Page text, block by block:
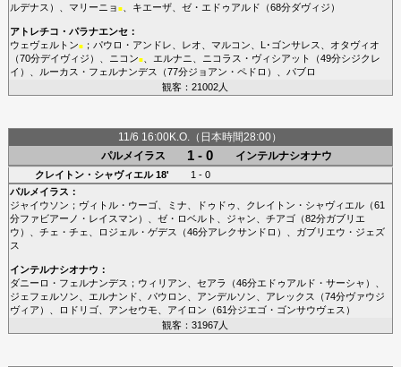
ルデナス ）、 マリーニョ ■、 キエーザ、 ゼ・エドゥアルド （68分ダヴィジ ）
アトレチコ・パラナエンセ：
ウェヴェルトン■； パウロ・アンドレ レオ マルコン L･ゴンサレス
オタヴィオ
（70分デイヴィジ ）、 ニコン■、 エルナニ ニコラス・ヴィシアット （49分シジクレ
イ ）、 ルーカス・フェルナンデス （77分ジョアン・ペドロ ）、 パブロ
観客：21002人
11/6 16:00K.O.（日本時間28:00）
パルメイラス
1 - 0 インテルナシオナウ
クレイトン・シャヴィエル18'
1 - 0
パルメイラス ：
ジャイウソン ； ヴィトル・ウーゴ、 ミナ ドゥドゥ クレイトン・シャヴィエル（61
分ファビアーノ・レイスマン ）、 ゼ・ロベルト ジャン チアゴ（82分ガブリエ
ウ ）、 チェ・チェ ロジェル・ゲデス （46分アレクサンドロ ）、 ガブリエウ・ジェズ
ス
インテルナシオナウ ：
ダニーロ・フェルナンデス ； ウィリアン セアラ （46分エドゥアルド・サーシャ ）、
ジェフェルソン
エルナンド パウロン アンデルソン アレックス （74分ヴァウジ
ヴィア ）、 ロドリゴ、 アンセウモ、 アイロン （61分ジエゴ・ゴンサウヴェス ）
観客：31967人